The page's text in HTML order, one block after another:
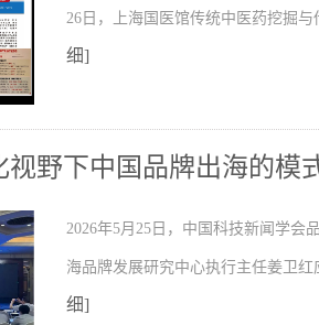
26日，上海国医馆传统中医药挖掘
细]
视野下中国品牌出海的模
2026年5月25日，中国科技新闻学会
海品牌发展研究中心执行主任姜卫
细]